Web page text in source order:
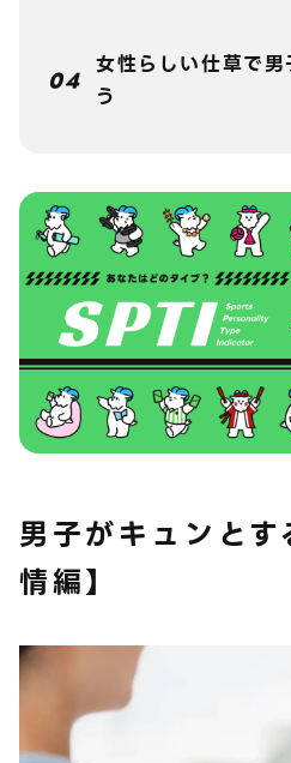
女性らしい仕草で
う
男子がキュンと
情編】